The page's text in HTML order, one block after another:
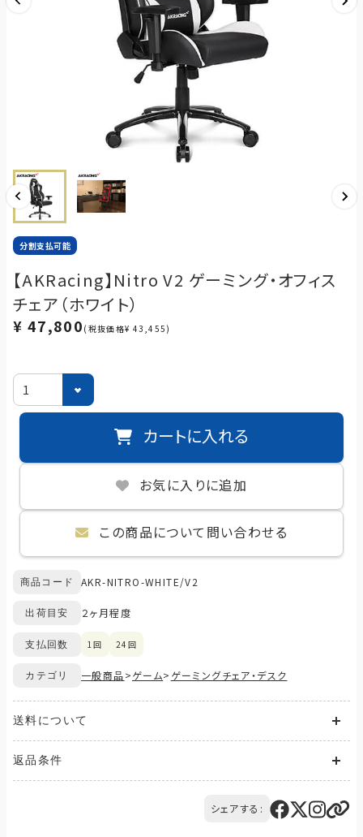
分割支払可能
【AKRacing】Nitro V2 ゲーミング・オフィス
チェア（ホワイト）
¥ 47,800 (税抜価格¥ 43,455)
カートに入れる
お気に入りに追加
この商品について問い合わせる
商品コード AKR-NITRO-WHITE/V2
出荷目安 ２ヶ月程度
支払回数 1回 24回
カテゴリ 一般商品>ゲーム> ゲーミングチェア・デスク
送料について
じて異なります。
また、複数の商品を同時にご購入された場合、送料は商品ごと
ご購入のお手続きの際、「お届け先入力」の画面にてお届け先情
返品条件
14日以内にQTnetお客さまセンターにお電話にてご連絡くださ
シェアする: